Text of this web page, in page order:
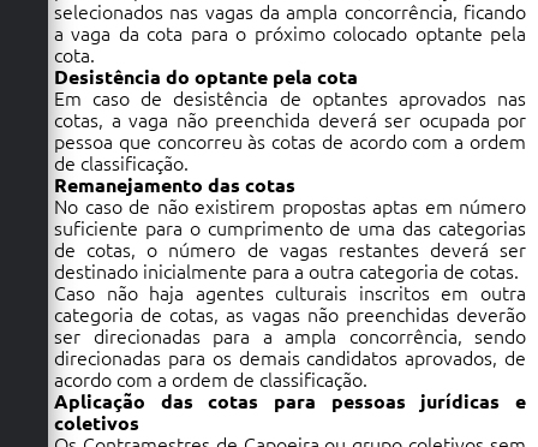
selecionados nas vagas da ampla concorrência, ficando
a vaga da cota para o próximo colocado optante pela
cota.
Desistência do optante pela cota
Em caso de desistência de optantes aprovados nas
cotas, a vaga não preenchida deverá ser ocupada por
pessoa que concorreu às cotas de acordo com a ordem
de classificação.
Remanejamento das cotas
No caso de não existirem propostas aptas em número
suficiente para o cumprimento de uma das categorias
de cotas, o número de vagas restantes deverá ser
destinado inicialmente para a outra categoria de cotas.
Caso não haja agentes culturais inscritos em outra
categoria de cotas, as vagas não preenchidas deverão
ser direcionadas para a ampla concorrência, sendo
direcionadas para os demais candidatos aprovados, de
acordo com a ordem de classificação.
Aplicação das cotas para pessoas jurídicas e
coletivos